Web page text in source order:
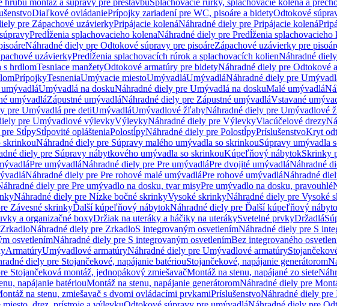
montáž a súpravy pre prestavbuSplachovacie rúrky, splachovacie kolená a
Diaľkové ovládaniePrípojky zariadení pre WC, pisoáre a bidetyOdtokové
pre Zápachové uzávierkyPripájacie kolenáNáhradné diely pre Pripájacie kolená
Predĺženia splachovacieho kolenaNáhradné diely pre Predĺženia splachovacieho
Náhradné diely pre Odtokové súpravy pre pisoáreZápachové uzávierky pre
uzávierkyPredĺženia splachovacích rúrok a splachovacích kolienNáhradné
s hrdlomTesniace manžetyOdtokové armatúry pre bidetyNáhradné diely pre Odtokové
PrípojkyTesneniaUmývacie miestoUmývadláUmývadláNáhradné diely pre
Umývadlá na doskuNáhradné diely pre Umývadlá na doskuMalé umývadlá
umývadláZápustné umývadláNáhradné diely pre Zápustné umývadláVstavané
pre Umývadlá pre detiUmývadláUmývadlové žľabyNáhradné diely pre Umývadlové
pre Umývadlové výlevkyVýlevkyNáhradné diely pre VýlevkyViacúčelové drezy
StĺpyStĺpovité oplášteniaPolostĺpyNáhradné diely pre PolostĺpyPríslušenstvoKryt
skrinkouNáhradné diely pre Súpravy malého umývadla so skrinkouSúpravy umývadla
diely pre Súpravy nábytkového umývadla so skrinkouKúpeľňový nábytokSkrinky
Pre umývadláNáhradné diely pre Pre umývadláPre dvojité umývadláNáhradné
Náhradné diely pre Pre rohové malé umývadláPre rohové umývadláNáhradné
diely pre Pre umývadlo na dosku, tvar misyPre umývadlo na dosku, pravouhlé
Náhradné diely pre Nízke bočné skrinkyVysoké skrinkyNáhradné diely pre Vysoké
Závesné skrinkyĎalší kúpeľňový nábytokNáhradné diely pre Ďalší kúpeľňový
a organizačné boxyDržiak na uteráky a háčiky na uterákySvetelné prvkyDržadlá
ZrkadloNáhradné diely pre ZrkadloS integrovaným osvetlenímNáhradné diely pre S
osvetlenímNáhradné diely pre S integrovaným osvetlenímBez integrovaného
ArmatúryUmývadlové armatúryNáhradné diely pre Umývadlové armatúry
diely pre Stojančekové, napájanie batériouStojančekové, napájanie generátorom
Stojančeková montáž, jednopákový zmiešavačMontáž na stenu, napájané zo siete
napájanie batériouMontáž na stenu, napájanie generátoromNáhradné diely pre
na stenu, zmiešavač s dvomi ovládacími prvkamiPríslušenstvoNáhradné diely pre